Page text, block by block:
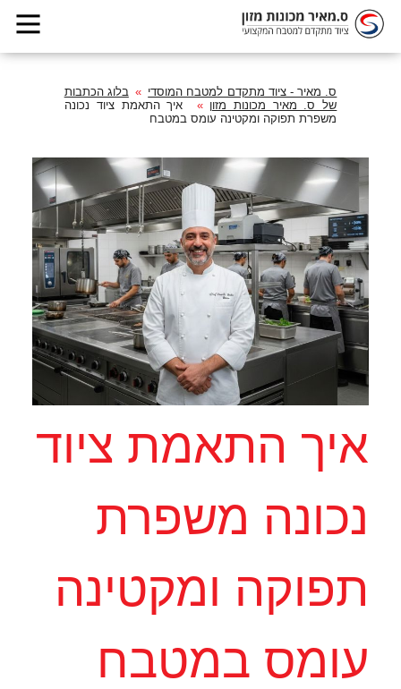
ס. מאיר - ציוד מתקדם למטבח המוסדי
בלוג הכתבות
של ס. מאיר מכונות מזון
איך התאמת ציוד נכונה
משפרת תפוקה ומקטינה עומס במטבח
איך התאמת ציוד
נכונה משפרת
תפוקה ומקטינה
עומס במטבח